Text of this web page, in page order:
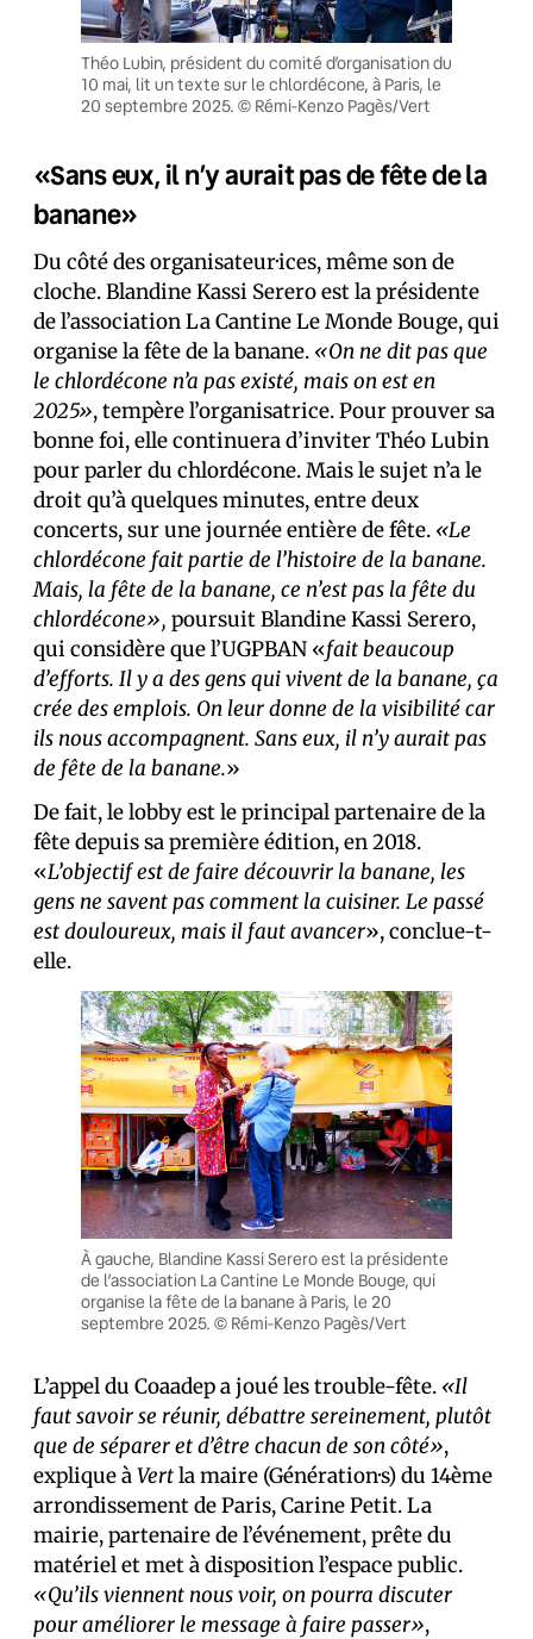
Théo Lubin, président du comité d’organisation du
10 mai, lit un texte sur le chlordécone, à Paris, le
20 septembre 2025. © Rémi-Kenzo Pagès/Vert
«Sans eux, il n’y aurait pas de fête de la
banane»
Du côté des organisateur·ices, même son de
cloche. Blandine Kassi Serero est la présidente
de l’association La Cantine Le Monde Bouge, qui
organise la fête de la banane. «On ne dit pas que
le chlordécone n’a pas existé, mais on est en
2025», tempère l’organisatrice. Pour prouver sa
bonne foi, elle continuera d’inviter Théo Lubin
pour parler du chlordécone. Mais le sujet n’a le
droit qu’à quelques minutes, entre deux
concerts, sur une journée entière de fête. «Le
chlordécone fait partie de l’histoire de la banane.
Mais, la fête de la banane, ce n’est pas la fête du
chlordécone», poursuit Blandine Kassi Serero,
qui considère que l’UGPBAN «fait beaucoup
d’efforts. Il y a des gens qui vivent de la banane, ça
crée des emplois. On leur donne de la visibilité car
ils nous accompagnent. Sans eux, il n’y aurait pas
de fête de la banane.»
De fait, le lobby est le principal partenaire de la
fête depuis sa première édition, en 2018.
«L’objectif est de faire découvrir la banane, les
gens ne savent pas comment la cuisiner. Le passé
est douloureux, mais il faut avancer», conclue-t-
elle.
À gauche, Blandine Kassi Serero est la présidente
de l’association La Cantine Le Monde Bouge, qui
organise la fête de la banane à Paris, le 20
septembre 2025. © Rémi-Kenzo Pagès/Vert
L’appel du Coaadep a joué les trouble-fête. «Il
faut savoir se réunir, débattre sereinement, plutôt
que de séparer et d’être chacun de son côté»,
explique àVertla maire (Génération·s) du 14ème
arrondissement de Paris, Carine Petit. La
mairie, partenaire de l’événement, prête du
matériel et met à disposition l’espace public.
«Qu’ils viennent nous voir, on pourra discuter
pour améliorer le message à faire passer»,